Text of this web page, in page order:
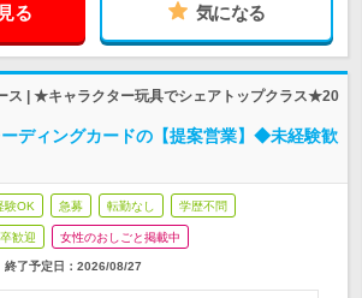
る 気になる
ス | ★キャラクター玩具でシェアトップクラス★20
ディングカードの【提案営業】◆未経験歓
験OK 急募 転勤なし 学歴不問
歓迎 女性のおしごと掲載中
終了予定日： 2026/08/27